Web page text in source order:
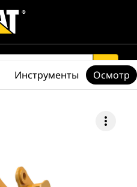
search
more_vert
Инструменты Осмотр